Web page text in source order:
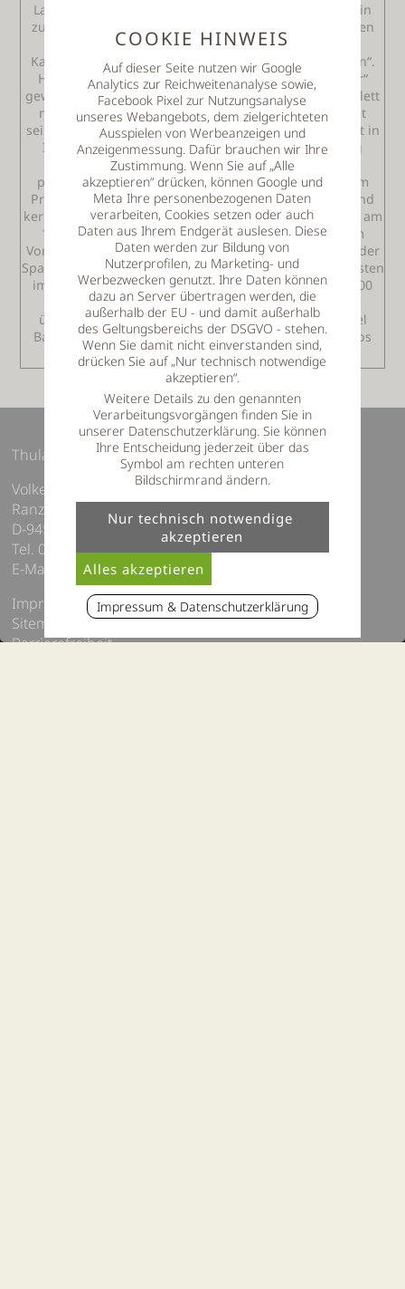
Lalling, 06.11.2012: Der Stammtisch „Zur Linde“ lädt ein
zum „Angriff auf die Lachmuskeln“. Bereits zum zweiten
Mal veranstaltet der umtriebige Stammtisch einen
Kabarett-Abend im Gasthaus und Saal „Winkler-Stuben“.
Heuer konnte der bekannte Kabarettist „Der Fälscher“
gewonnen werden. Der Fälscher tritt mit seinem komplett
neuen Programm „Ois Original“ auf. Er durchleuchtet
seine Heimat Bayern, seinen bisher liebsten Urlaubsort in
Italien, sowie auch die Frauenwelt und die sich ewig
einmischende Mamma! Neue Lieder und die dazu
passenden Geschichten stehen dabei ebenso auf dem
Programm von Woife Berger, dem urig bayerischen und
kernig humorvollen Original. Veranstaltungsbeginn ist am
10.11.2012. Einlass ist ab 18.00 Uhr Karten gibt es im
Vorverkauf im Gasthaus Oswald in Ranzing, sowie bei der
Sparkasse und der Raiffeisenbank in Lalling. Karten kosten
im Vorverkauf 13,00 Euro und an der Abendkasse 15,00
Euro. Für weiter angereiste Gäste, gerne vor Ort
übernachten möchten bietet das Thula Wellnesshotel
Bayerischer Wald noch einige wenige Zimmer an. Infos
hier zu unter www.thula-landhotel.de
Thula Wellnesshotel Bayerischer Wald
Volker Thum e.K
Ranzingerberg 16
D-94551 Lalling, Bayern
Tel. 09904 8110990
E-Mail:
info@thula-landhotel.de
Impressum / Datenschutz
Sitemap
Barrierefreiheit
COOKIE HINWEIS
Auf dieser Seite nutzen wir Google
Analytics zur Reichweitenanalyse sowie,
Facebook Pixel zur Nutzungsanalyse
unseres Webangebots, dem zielgerichteten
Ausspielen von Werbeanzeigen und
Anzeigenmessung. Dafür brauchen wir Ihre
Zustimmung. Wenn Sie auf „Alle
akzeptieren“ drücken, können Google und
Meta Ihre personenbezogenen Daten
verarbeiten, Cookies setzen oder auch
Daten aus Ihrem Endgerät auslesen. Diese
Daten werden zur Bildung von
Nutzerprofilen, zu Marketing- und
Werbezwecken genutzt. Ihre Daten können
dazu an Server übertragen werden, die
außerhalb der EU - und damit außerhalb
des Geltungsbereichs der DSGVO - stehen.
Wenn Sie damit nicht einverstanden sind,
drücken Sie auf „Nur technisch notwendige
akzeptieren“.
Weitere Details zu den genannten
Verarbeitungsvorgängen finden Sie in
unserer Datenschutzerklärung. Sie können
Ihre Entscheidung jederzeit über das
Symbol am rechten unteren
Bildschirmrand ändern.
Impressum & Datenschutzerklärung